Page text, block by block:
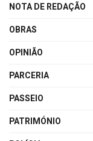
NOTA DE REDAÇÃO
OBRAS
OPINIÃO
PARCERIA
PASSEIO
PATRIMÓNIO